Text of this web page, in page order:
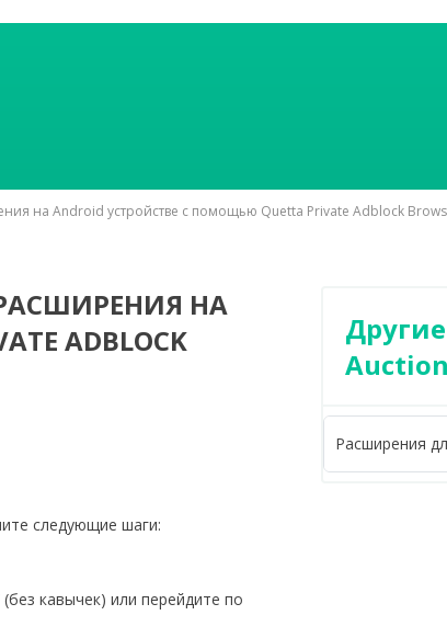
на Android устройстве с помощью Quetta Private Adblock
РАСШИРЕНИЯ НА
ADBLOCK
следующие шаги:
кавычек) или перейдите по
Расширения